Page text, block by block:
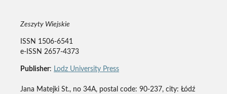
Zeszyty Wiejskie
ISSN 1506-6541
e-ISSN 2657-4373
Publisher: Lodz University Press
Jana Matejki St., no 34A, postal code: 90-237, city: Łódź